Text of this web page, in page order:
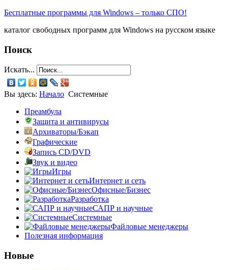
Бесплатные программы для Windows – только СПО!
каталог свободных программ для Windows на русском языке
Поиск
Искать...
Вы здесь: Начало Системные
Преамбула
Защита и антивирусы
Архиваторы/Бэкап
Графические
Запись CD/DVD
Звук и видео
Игры
Интернет и сеть
Офисные/Бизнес
Разработка
САПР и научные
Системные
Файловые менеджеры
Полезная информация
Новые